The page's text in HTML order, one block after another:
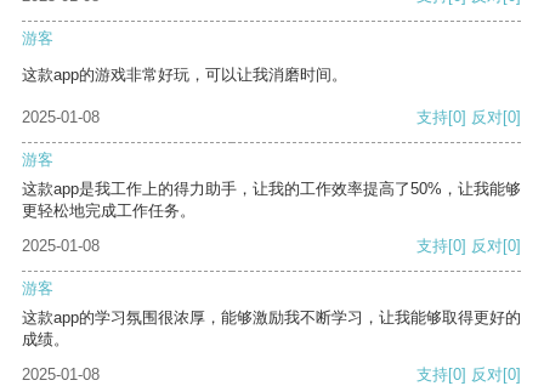
游客
这款app的游戏非常好玩，可以让我消磨时间。
2025-01-08 支持[0] 反对[0]
游客
这款app是我工作上的得力助手，让我的工作效率提高了50%，让我能够
更轻松地完成工作任务。
2025-01-08
支持[0] 反对[0]
游客
这款app的学习氛围很浓厚，能够激励我不断学习，让我能够取得更好的
成绩。
2025-01-08
支持[0] 反对[0]